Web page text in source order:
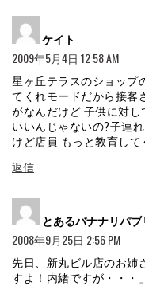
ケイト
2009年5月4日 12:58 AM
星ヶ丘テラスのショップ
てくれモードだから接客
がなんだけど 子供に対
いいんじゃないの?子連
けど店員 もっと教育して
返信
とあるバナナリパ
2008年9月25日 2:56 PM
先日、新丸ビル店のお姉
すよ！内緒ですが・・・